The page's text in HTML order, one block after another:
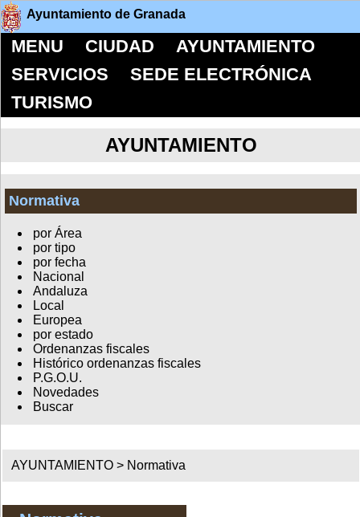
Ayuntamiento de Granada
MENU CIUDAD
AYUNTAMIENTO
SERVICIOS
SEDE ELECTRÓNICA
TURISMO
AYUNTAMIENTO
Normativa
por Área
por tipo
por fecha
Nacional
Andaluza
Local
Europea
por estado
Ordenanzas fiscales
Histórico ordenanzas fiscales
P.G.O.U.
Novedades
Buscar
AYUNTAMIENTO > Normativa